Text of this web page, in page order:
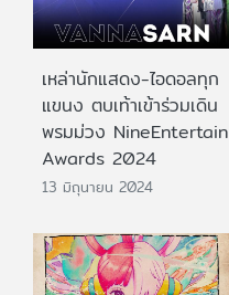
เหล่านักแสดง-ไอดอลทุก
แขนง ตบเท้าเข้าร่วมเดิน
พรมม่วง NineEntertain
Awards 2024
13 มิถุนายน 2024